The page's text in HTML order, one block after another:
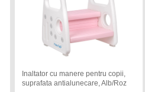
Inaltator cu manere pentru copii,
suprafata antialunecare, Alb/Roz